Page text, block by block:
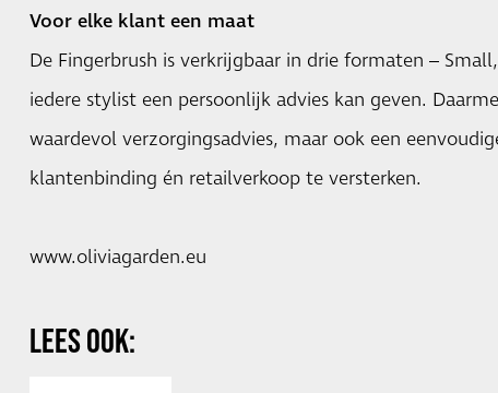
Voor elke klant een maat
De Fingerbrush is verkrijgbaar in drie formaten –
iedere stylist een persoonlijk advies kan geven.
waardevol verzorgingsadvies, maar ook een
klantenbinding én retailverkoop te versterken.
www.oliviagarden.eu
LEES OOK: